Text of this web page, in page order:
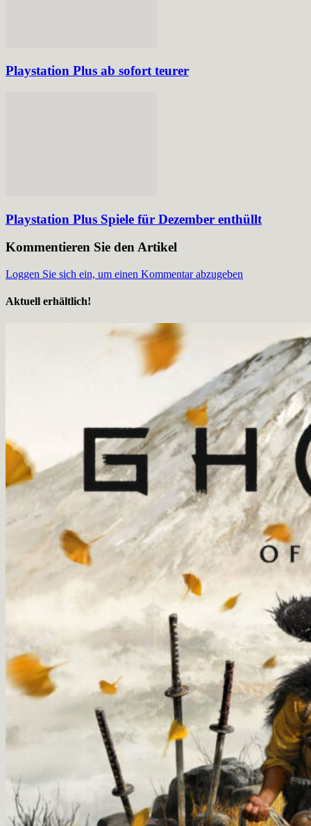
Playstation Plus ab sofort teurer
Playstation Plus Spiele für Dezember enthüllt
Kommentieren Sie den Artikel
Loggen Sie sich ein, um einen Kommentar abzugeben
Aktuell erhältlich!